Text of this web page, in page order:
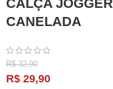
CALÇA JOGGER
CANELADA
R$32,90
R$ 29,90